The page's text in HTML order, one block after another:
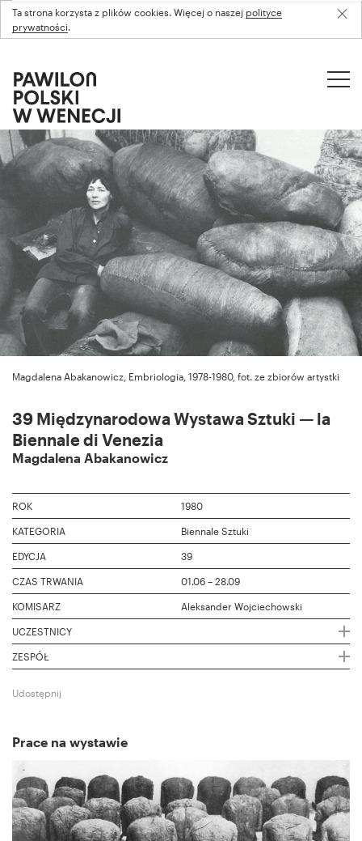
Ta strona korzysta z plików cookies. Więcej o naszej polityce
prywatności.
Magdalena Abakanowicz, Embriologia, 1978-1980, fot. ze zbiorów artystki
39 Międzynarodowa Wystawa Sztuki — la
Biennale di Venezia
Magdalena Abakanowicz
ROK 1980
KATEGORIA Biennale Sztuki
EDYCJA 39
CZAS TRWANIA 01.06 – 28.09
KOMISARZ Aleksander Wojciechowski
UCZESTNICY
ZESPÓŁ
Udostępnij
Prace na wystawie